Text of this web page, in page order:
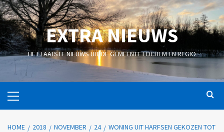
EXTRA NIEUWS
HET LAATSTE NIEUWS UIT DE GEMEENTE LOCHEM EN REGIO
HOME 2018 NOVEMBER 24
WONING UIT HARFSEN GEKOZEN TOT